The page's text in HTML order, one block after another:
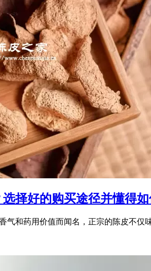
择好的购买途径并懂得如
气和药用价值而闻名，正宗的陈皮不